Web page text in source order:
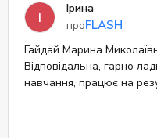
І
Ірина
проFLASH
Гайдай Марина
Відповідальна, гарно
навчання, працює на